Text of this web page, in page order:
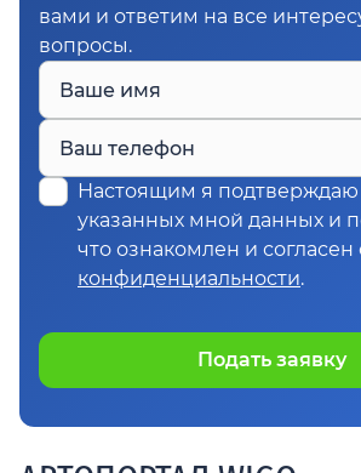
вами и ответим на все
вопросы.
Ваше имя
Ваш телефон
Настоящим я подтверждаю
указанных мной данных и
что ознакомлен и согласен
конфиденциальности.
Подать заявку